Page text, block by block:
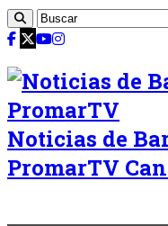
Noticias de
PromarTV